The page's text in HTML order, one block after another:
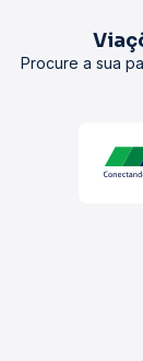
Procure a sua